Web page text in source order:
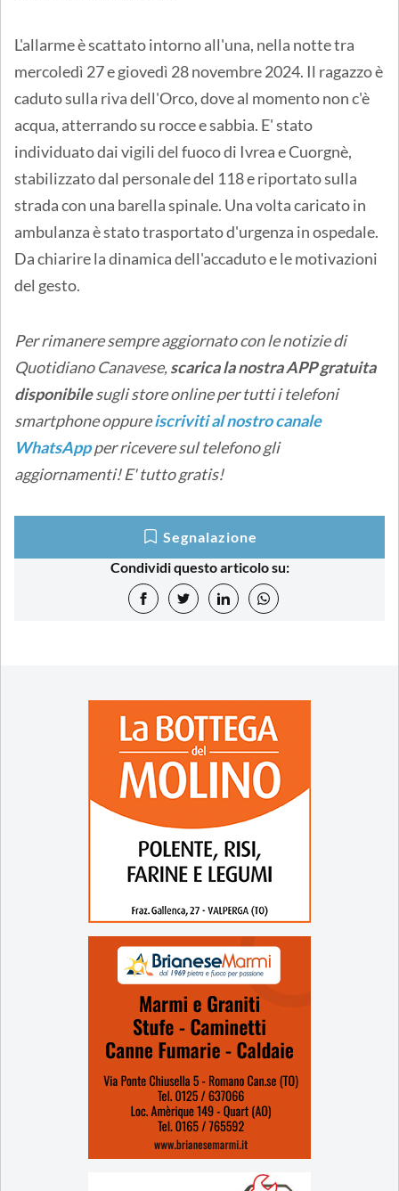
L'allarme è scattato intorno all'una, nella notte tra
mercoledì 27 e giovedì 28 novembre 2024. Il ragazzo è
caduto sulla riva dell'Orco, dove al momento non c'è
acqua, atterrando su rocce e sabbia. E' stato
individuato dai vigili del fuoco di Ivrea e Cuorgnè,
stabilizzato dal personale del 118 e riportato sulla
strada con una barella spinale. Una volta caricato in
ambulanza è stato trasportato d'urgenza in ospedale.
Da chiarire la dinamica dell'accaduto e le motivazioni
del gesto.
Per rimanere sempre aggiornato con le notizie di
Quotidiano Canavese,scarica la nostra APP gratuita
disponibilesugli store onlineper tutti i telefoni
smartphone oppureiscriviti al nostro canale
WhatsAppper ricevere sul telefono gli
aggiornamenti! E' tutto gratis!
Segnalazione
Condividi questo articolo su: